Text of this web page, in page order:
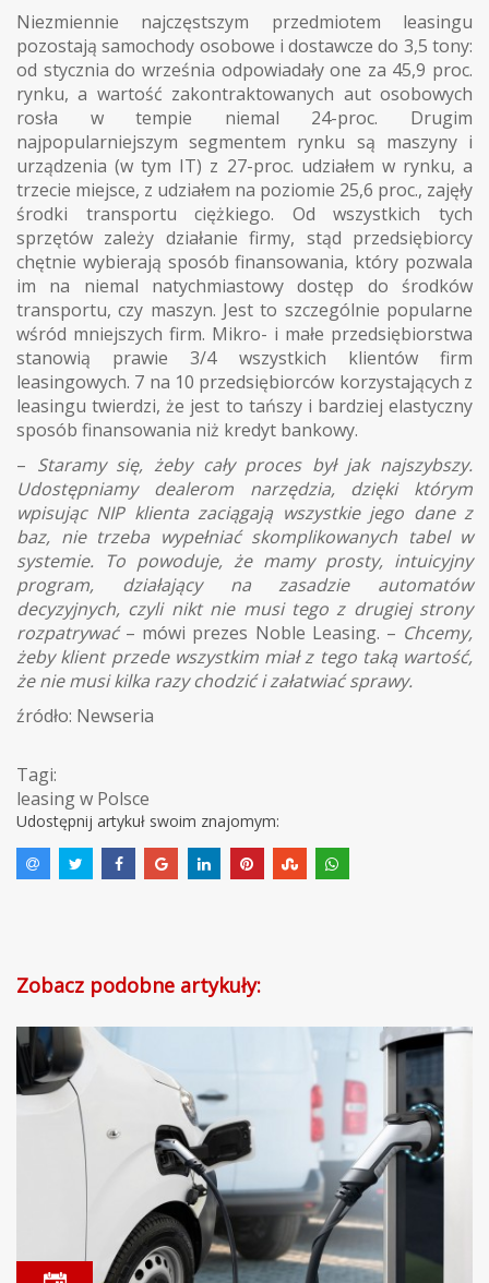
Niezmiennie najczęstszym przedmiotem leasingu
pozostają samochody osobowe i dostawcze do 3,5 tony:
od stycznia do września odpowiadały one za 45,9 proc.
rynku, a wartość zakontraktowanych aut osobowych
rosła w tempie niemal 24-proc. Drugim
najpopularniejszym segmentem rynku są maszyny i
urządzenia (w tym IT) z 27-proc. udziałem w rynku, a
trzecie miejsce, z udziałem na poziomie 25,6 proc., zajęły
środki transportu ciężkiego. Od wszystkich tych
sprzętów zależy działanie firmy, stąd przedsiębiorcy
chętnie wybierają sposób finansowania, który pozwala
im na niemal natychmiastowy dostęp do środków
transportu, czy maszyn. Jest to szczególnie popularne
wśród mniejszych firm. Mikro- i małe przedsiębiorstwa
stanowią prawie 3/4 wszystkich klientów firm
leasingowych. 7 na 10 przedsiębiorców korzystających z
leasingu twierdzi, że jest to tańszy i bardziej elastyczny
sposób finansowania niż kredyt bankowy.
– Staramy się, żeby cały proces był jak najszybszy.
Udostępniamy dealerom narzędzia, dzięki którym
wpisując NIP klienta zaciągają wszystkie jego dane z
baz, nie trzeba wypełniać skomplikowanych tabel w
systemie. To powoduje, że mamy prosty, intuicyjny
program, działający na zasadzie automatów
decyzyjnych, czyli nikt nie musi tego z drugiej strony
rozpatrywać– mówi prezes Noble Leasing. – Chcemy,
żeby klient przede wszystkim miał z tego taką wartość,
że nie musi kilka razy chodzić i załatwiać sprawy.
źródło: Newseria
Tagi:
leasing w Polsce
Udostępnij artykuł swoim znajomym:
Zobacz podobne artykuły: